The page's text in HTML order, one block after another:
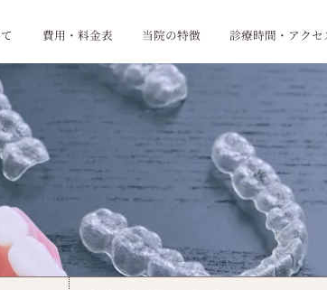
費用・料金表 当院の特徴 診療時間・アクセ
目次